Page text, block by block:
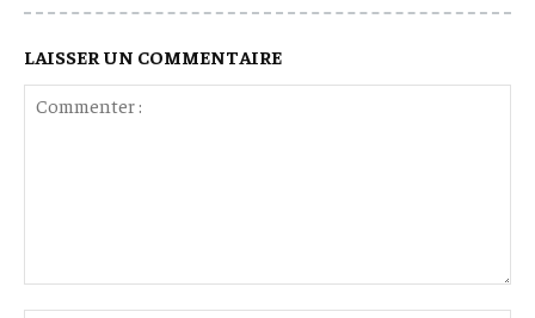
LAISSER UN COMMENTAIRE